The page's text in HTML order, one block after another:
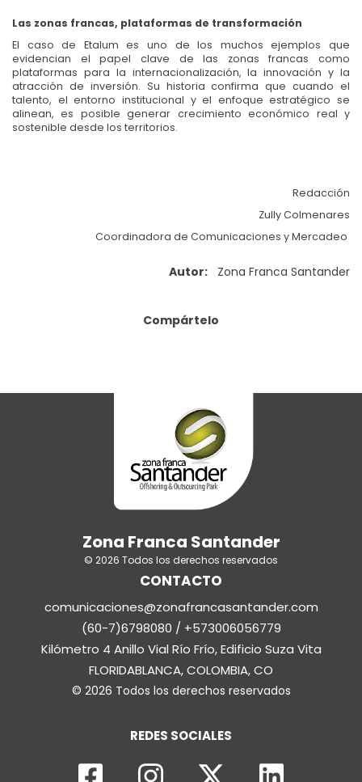
Las zonas francas, plataformas de transformación
El caso de Etalum es uno de los muchos ejemplos que
evidencian el papel clave de las zonas francas como
plataformas para la internacionalización, la innovación y la
atracción de inversión. Su historia confirma que cuando el
talento, el entorno institucional y el enfoque estratégico se
alinean, es posible generar crecimiento económico real y
sostenible desde los territorios.
Redacción
Zully Colmenares
Coordinadora de Comunicaciones y Mercadeo
Autor: Zona Franca Santander
Compártelo
Zona Franca Santander
© 2026 Todos los derechos reservados
CONTACTO
comunicaciones@zonafrancasantander.com
(60-7)6798080 / +573006056779
Kilómetro 4 Anillo Vial Río Frío, Edificio Suza Vita
FLORIDABLANCA, COLOMBIA, CO
© 2026 Todos los derechos reservados
REDES SOCIALES